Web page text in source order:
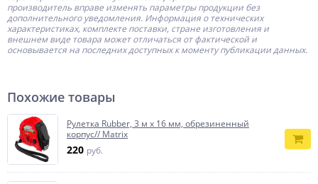
производитель вправе изменять параметры продукции без
дополнительного уведомления. Информация о технических
характеристиках, комплекте поставки, стране изготовления и
внешнем виде товара может отличаться от фактической и
основывается на последних доступных к моменту публикации данных.
Похожие товары
Рулетка Rubber, 3 м х 16 мм, обрезиненный
корпус// Matrix
220 руб.